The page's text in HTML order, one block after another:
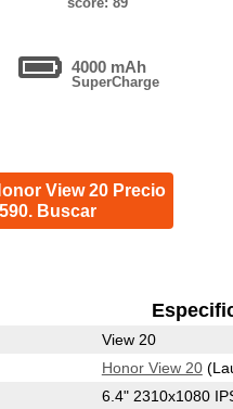
4000 mAh
SuperCharge
View 20 Precio
Buscar
View 20
Honor View 20
6.4" 2310x1080